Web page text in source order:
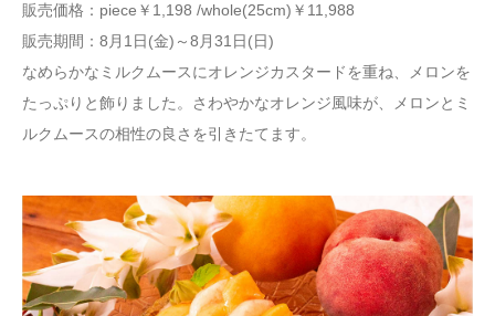
販売価格：piece￥1,198 /whole(25cm)￥11,988
販売期間：8月1日(金)～8月31日(日)
なめらかなミルクムースにオレンジカスタードを重ね、メロンを
たっぷりと飾りました。さわやかなオレンジ風味が、メロンとミ
ルクムースの相性の良さを引きたてます。